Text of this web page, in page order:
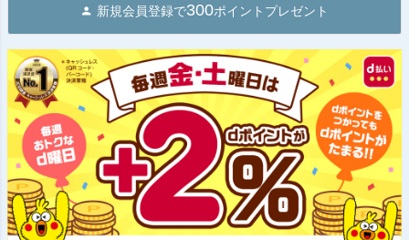
新規会員登録で300ポイントプレゼント